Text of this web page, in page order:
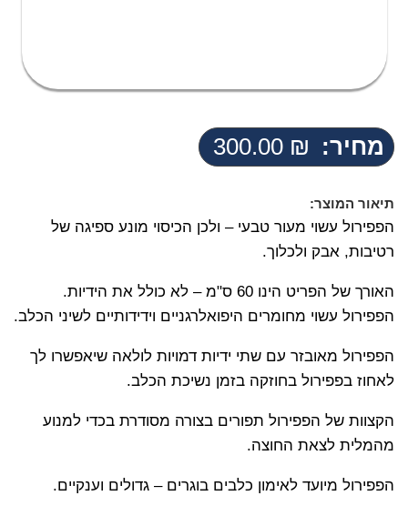
מחיר: 300.00 ₪
תיאור המוצר:
הפפירול עשוי מעור טבעי – ולכן הכיסוי מונע ספיגה של
רטיבות, אבק ולכלוך.
האורך של הפריט הינו 60 ס"מ – לא כולל את הידיות.
הפפירול עשוי מחומרים היפואלרגניים וידידותיים לשיני הכלב.
הפפירול מאובזר עם שתי ידיות דמויות לולאה שיאפשרו לך
לאחוז בפפירול בחוזקה בזמן נשיכת הכלב.
הקצוות של הפפירול תפורים בצורה מסודרת בכדי למנוע
מהמלית לצאת החוצה.
הפפירול מיועד לאימון כלבים בוגרים – גדולים וענקיים.